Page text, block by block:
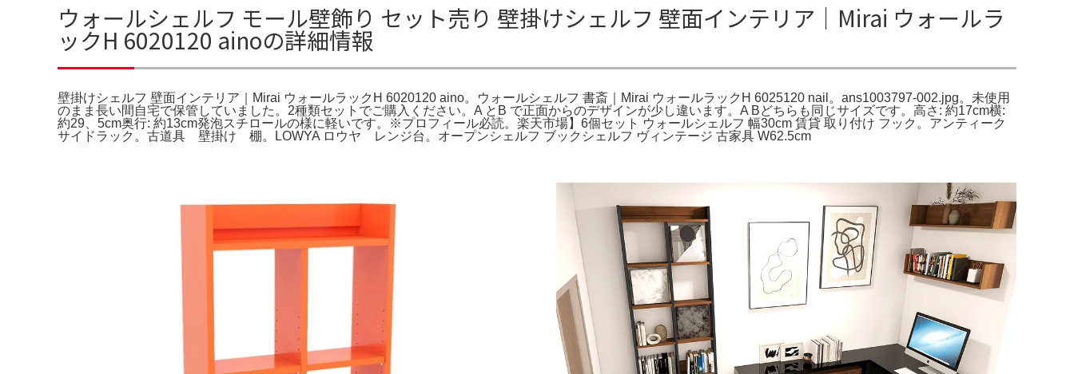
ウォールシェルフ モール壁飾り セット売り 壁掛けシェルフ 壁面インテリア｜Mirai ウォールラ
ックH 6020120 ainoの詳細情報
壁掛けシェルフ 壁面インテリア｜Mirai ウォールラックH 6020120 aino。ウォールシェルフ 書斎｜Mirai ウォールラックH 6025120 nail。ans1003797-002.jpg。未使用
のまま長い間自宅で保管していました。2種類セットでご購入ください。A とB で正面からのデザインが少し違います。A Bどちらも同じサイズです。高さ: 約17cm横:
約29、5cm奥行: 約13cm発泡スチロールの様に軽いです。※プロフィール必読。楽天市場】6個セット ウォールシェルフ 幅30cm 賃貸 取り付け フック。アンティーク
サイドラック。古道具 壁掛け 棚。LOWYA ロウヤ レンジ台。オープンシェルフ ブックシェルフ ヴィンテージ 古家具 W62.5cm